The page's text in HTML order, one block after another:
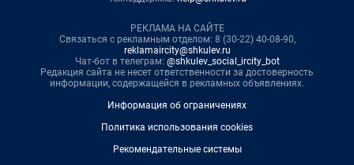
РЕКЛАМА НА САЙТЕ
Связаться с рекламным отделом: 8 (30-22) 40-08-90,
reklamaircity@shkulev.ru
Чат-бот в телеграм: @shkulev_social_ircity_bot
Редакция сайта не несет ответственности за достоверность
информации, содержащейся в рекламных объявлениях.
Информация об ограничениях
Политика использования cookies
Рекомендательные системы